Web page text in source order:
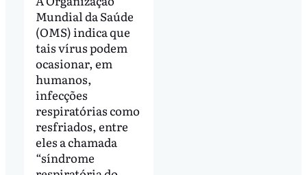
Mundial da Saúde
(OMS) indica que
tais vírus podem
ocasionar, em
humanos,
infecções
respiratórias como
resfriados, entre
eles a chamada
“síndrome